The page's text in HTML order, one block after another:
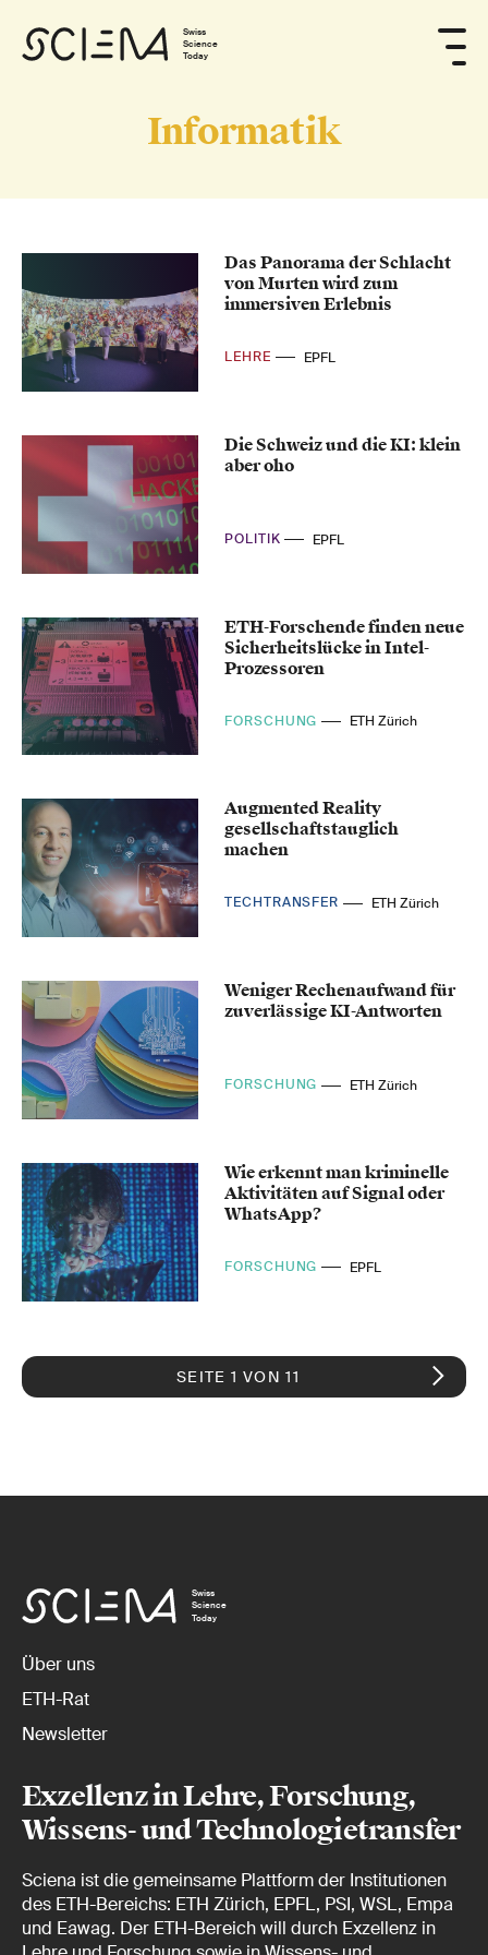
Swiss
Science
Today
Informatik
Das Panorama der Schlacht
von Murten wird zum
immersiven Erlebnis
LEHRE EPFL
Die Schweiz und die KI: klein
aber oho
POLITIK EPFL
ETH-Forschende finden neue
Sicherheitslücke in Intel-
Prozessoren
FORSCHUNG ETH Zürich
Augmented Reality
gesellschaftstauglich
machen
TECHTRANSFER ETH Zürich
Weniger Rechenaufwand für
zuverlässige KI-Antworten
FORSCHUNG ETH Zürich
Wie erkennt man kriminelle
Aktivitäten auf Signal oder
WhatsApp?
FORSCHUNG EPFL
SEITE 1 VON 11
Swiss
Science
Today
Über uns
ETH-Rat
Newsletter
Exzellenz in Lehre, Forschung,
Wissens- und Technologietransfer
Sciena ist die gemeinsame Plattform der Institutionen
des ETH-Bereichs: ETH Zürich, EPFL, PSI, WSL, Empa
und Eawag. Der ETH-Bereich will durch Exzellenz in